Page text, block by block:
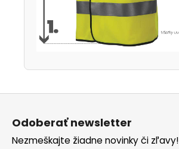
Z
Odoberať newsletter
Nezmeškajte žiadne novinky či zľavy!